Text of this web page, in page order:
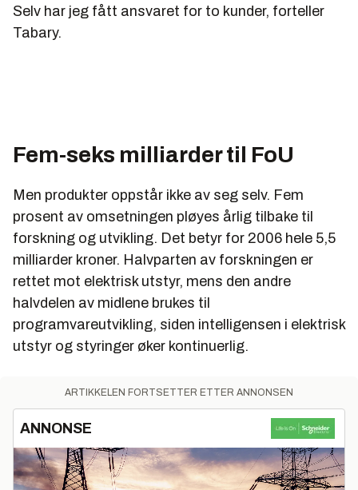
installatører. Spenningsnivået for de nye
teknologiene er 24 V. Det betyr at hvem som helst
kan installere den nye teknologien.
Selv har jeg fått ansvaret for to kunder, forteller
Tabary.
Fem-seks milliarder til FoU
Men produkter oppstår ikke av seg selv. Fem
prosent av omsetningen pløyes årlig tilbake til
forskning og utvikling. Det betyr for 2006 hele 5,5
milliarder kroner. Halvparten av forskningen er
rettet mot elektrisk utstyr, mens den andre
halvdelen av midlene brukes til
programvareutvikling, siden intelligensen i elektrisk
utstyr og styringer øker kontinuerlig.
ARTIKKELEN FORTSETTER ETTER ANNONSEN
ANNONSE